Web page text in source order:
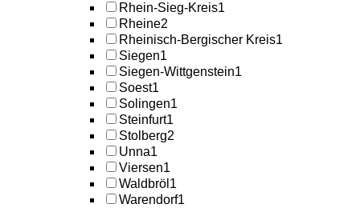
Rhein-Sieg-Kreis1
Rheine2
Rheinisch-Bergischer Kreis1
Siegen1
Siegen-Wittgenstein1
Soest1
Solingen1
Steinfurt1
Stolberg2
Unna1
Viersen1
Waldbröl 1
Warendorf1